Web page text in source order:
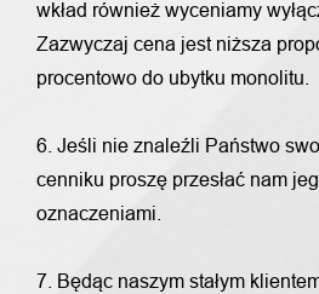
wkład również wyceniamy
Zazwyczaj cena jest niższa
procentowo do ubytku monolitu.
6. Jeśli nie znaleźli Państwo
cenniku proszę przesłać nam
oznaczeniami.
7. Będąc naszym stałym